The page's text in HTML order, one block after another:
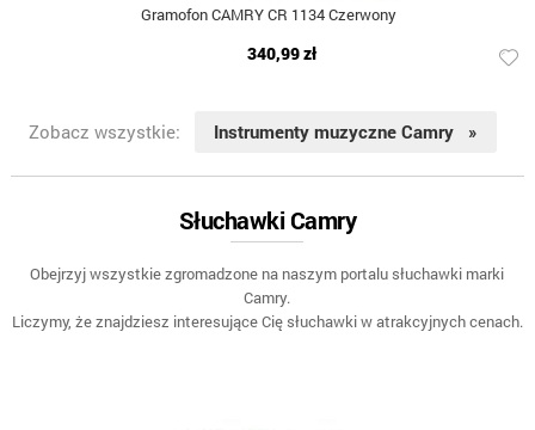
Gramofon CAMRY CR 1134 Czerwony
340,99 zł
Zobacz wszystkie: Instrumenty muzyczne Camry »
Słuchawki Camry
Obejrzyj wszystkie zgromadzone na naszym portalu słuchawki marki
Camry.
Liczymy, że znajdziesz interesujące Cię słuchawki w atrakcyjnych cenach.